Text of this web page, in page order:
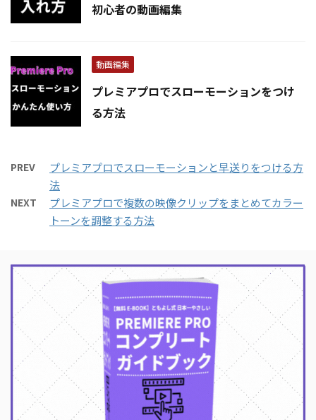
初心者の動画編集
動画編集
プレミアプロでスローモーションをつけ
る方法
PREV
プレミアプロでスローモーションと早送りをつける方
法
NEXT
プレミアプロで複数の映像クリップをまとめてカラー
トーンを調整する方法